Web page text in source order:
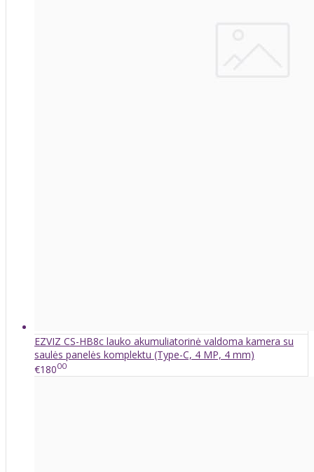
EZVIZ CS-HB8c lauko akumuliatorinė valdoma kamera su
saulės panelės komplektu (Type-C, 4 MP, 4 mm)
€18000